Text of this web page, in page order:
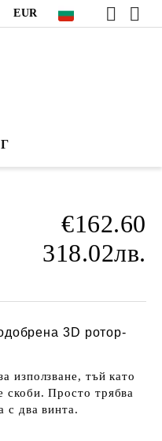
EUR
€162.60
318.02лв.
3D ротор-
използване, тъй като
скоби. Просто трябва
с два винта.